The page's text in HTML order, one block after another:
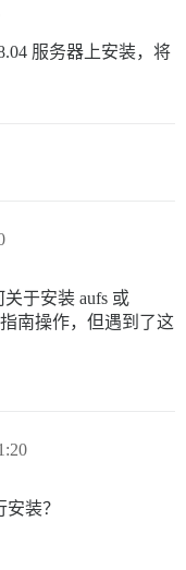
服务器上安装，将
于安装 aufs 或
南操作，但遇到了这
装？